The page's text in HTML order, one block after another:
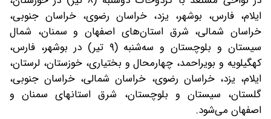
ایلام، فارس، بوشهر، یزد، خراسان رضوی، خراسان جنوبی،
خراسان شمالی، شرق استان‌های اصفهان و سمنان، شمال
سیستان و بلوچستان و سه‌شنبه (۹ تیر) در بوشهر، فارس،
کهگیلویه و بویراحمد، چهارمحال و بختیاری، خوزستان، لرستان،
ایلام، یزد، خراسان رضوی، خراسان شمالی، خراسان جنوبی،
گلستان، سیستان و بلوچستان، شرق استانهای سمنان و
اصفهان می‌شود.